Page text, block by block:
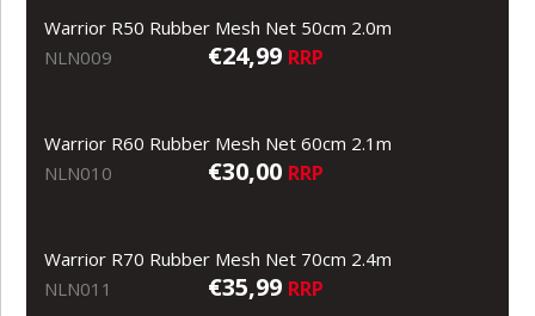
Warrior R50 Rubber Mesh Net 50cm 2.0m
NLN009
€24,99 RRP
Warrior R60 Rubber Mesh Net 60cm 2.1m
NLN010
€30,00 RRP
Warrior R70 Rubber Mesh Net 70cm 2.4m
NLN011
€35,99 RRP